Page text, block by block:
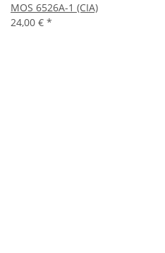
MOS 6526A-1 (CIA)
24,00 € *